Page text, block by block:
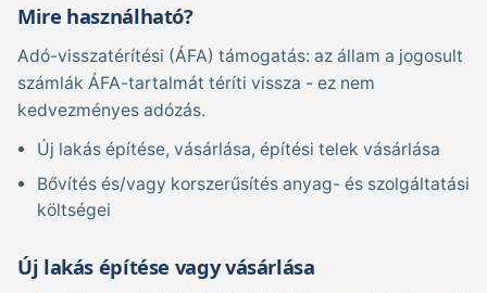
Mire használható?
Adó-visszatérítési (ÁFA) támogatás: az állam a jogosult
számlák ÁFA-tartalmát téríti vissza - ez nem
kedvezményes adózás.
Új lakás építése, vásárlása, építési telek vásárlása
Bővítés és/vagy korszerűsítés anyag- és szolgáltatási
költségei
Új lakás építése vagy vásárlása